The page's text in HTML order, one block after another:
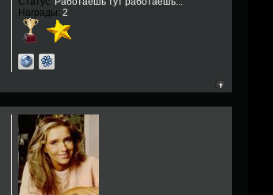
Награды: 2